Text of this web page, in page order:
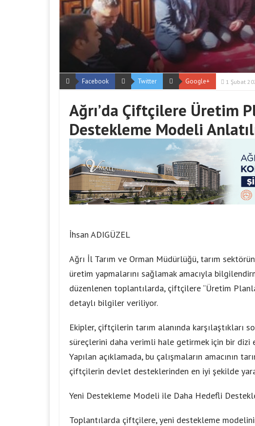
Facebook Twitter Google+ 1 Şubat
Ağrı’da Çiftçilere Üretim
Destekleme Modeli
İhsan ADIGÜZEL
Ağrı İl Tarım ve Orman Müdürlüğü, tarım
üretim yapmalarını sağlamak amacıyla
düzenlenen toplantılarda, çiftçilere “Üretim
detaylı bilgiler veriliyor.
Ekipler, çiftçilerin tarım alanında karşılaştıkları
süreçlerini daha verimli hale getirmek için bir
Yapılan açıklamada, bu çalışmaların amacının
çiftçilerin devlet desteklerinden en iyi şekilde
Yeni Destekleme Modeli ile Daha Hedefli
Toplantılarda çiftçilere, yeni destekleme